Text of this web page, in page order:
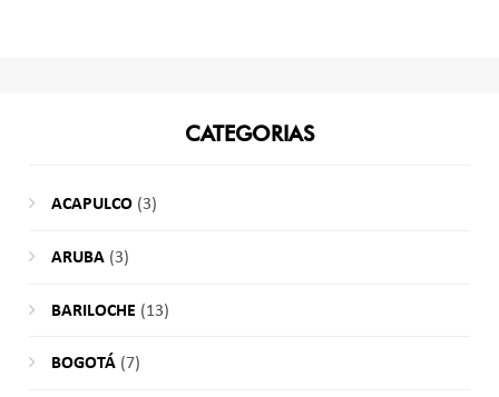
CATEGORIAS
ACAPULCO(3)
ARUBA(3)
BARILOCHE (13)
BOGOTÁ(7)